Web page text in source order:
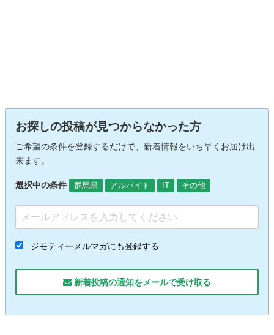
お探しの投稿が見つからなかった方
ご希望の条件を登録するだけで、新着情報をいち早くお届け出
来ます。
選択中の条件 群馬県 アルバイト IT その他
ジモティーメルマガにも登録する
新着投稿の通知をメールで受け取る